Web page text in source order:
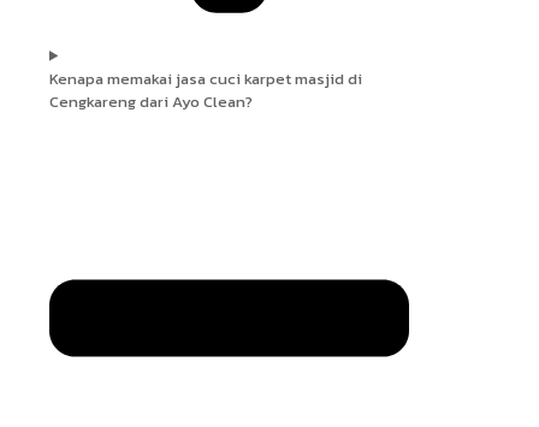
Kenapa memakai jasa cuci karpet masjid di
Cengkareng dari Ayo Clean?